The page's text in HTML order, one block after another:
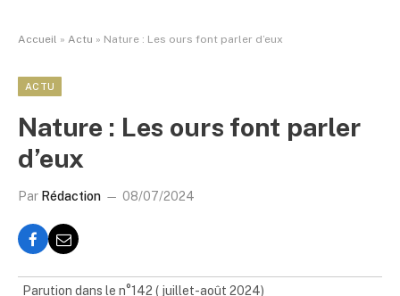
Accueil » Actu » Nature : Les ours font parler d’eux
ACTU
Nature : Les ours font parler
d’eux
Par Rédaction 08/07/2024
Parution dans le n°142 ( juillet-août 2024)